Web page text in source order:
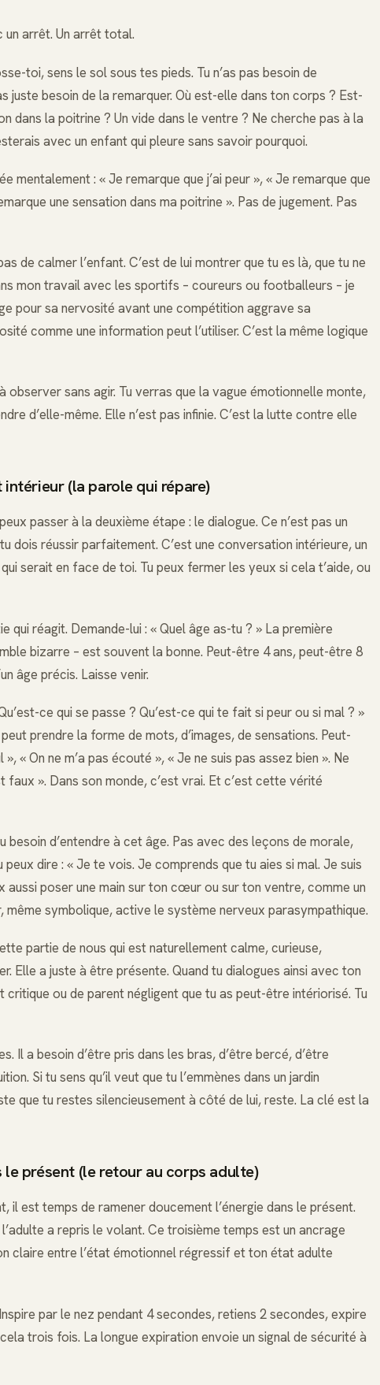
arrêt. Un arrêt total.
toi, sens le sol sous tes pieds. Tu n’as pas besoin de
juste besoin de la remarquer. Où est-elle dans ton corps ? Est-
dans la poitrine ? Un vide dans le ventre ? Ne cherche pas à la
avec un enfant qui pleure sans savoir pourquoi.
mentalement : « Je remarque que j’ai peur », « Je remarque que
une sensation dans ma poitrine ». Pas de jugement. Pas
de calmer l’enfant. C’est de lui montrer que tu es là, que tu ne
mon travail avec les sportifs – coureurs ou footballeurs – je
pour sa nervosité avant une compétition aggrave sa
comme une information peut l’utiliser. C’est la même logique
observer sans agir. Tu verras que la vague émotionnelle monte,
d’elle-même. Elle n’est pas infinie. C’est la lutte contre elle
intérieur (la parole qui répare)
passer à la deuxième étape : le dialogue. Ce n’est pas un
dois réussir parfaitement. C’est une conversation intérieure, un
serait en face de toi. Tu peux fermer les yeux si cela t’aide, ou
qui réagit. Demande-lui : « Quel âge as-tu ? » La première
bizarre – est souvent la bonne. Peut-être 4 ans, peut-être 8
âge précis. Laisse venir.
ce qui se passe ? Qu’est-ce qui te fait si peur ou si mal ? »
prendre la forme de mots, d’images, de sensations. Peut-
« On ne m’a pas écouté », « Je ne suis pas assez bien ». Ne
faux ». Dans son monde, c’est vrai. Et c’est cette vérité
besoin d’entendre à cet âge. Pas avec des leçons de morale,
dire : « Je te vois. Je comprends que tu aies si mal. Je suis
aussi poser une main sur ton cœur ou sur ton ventre, comme un
symbolique, active le système nerveux parasympathique.
partie de nous qui est naturellement calme, curieuse,
Elle a juste à être présente. Quand tu dialogues ainsi avec ton
ou de parent négligent que tu as peut-être intériorisé. Tu
Il a besoin d’être pris dans les bras, d’être bercé, d’être
Si tu sens qu’il veut que tu l’emmènes dans un jardin
que tu restes silencieusement à côté de lui, reste. La clé est la
le présent (le retour au corps adulte)
il est temps de ramener doucement l’énergie dans le présent.
a repris le volant. Ce troisième temps est un ancrage
claire entre l’état émotionnel régressif et ton état adulte
par le nez pendant 4 secondes, retiens 2 secondes, expire
trois fois. La longue expiration envoie un signal de sécurité à